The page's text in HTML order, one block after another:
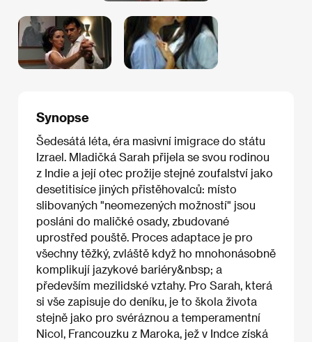
Synopse
Šedesátá léta, éra masivní imigrace do státu
Izrael. Mladičká Sarah přijela se svou rodinou
z Indie a její otec prožije stejné zoufalství jako
desetitisíce jiných přistěhovalců: místo
slibovaných "neomezených možností" jsou
posláni do maličké osady, zbudované
uprostřed pouště. Proces adaptace je pro
všechny těžký, zvláště když ho mnohonásobně
komplikují jazykové bariéry&nbsp; a
především mezilidské vztahy. Pro Sarah, která
si vše zapisuje do deníku, je to škola života
stejně jako pro svéráznou a temperamentní
Nicol, Francouzku z Maroka, jež v Indce získá